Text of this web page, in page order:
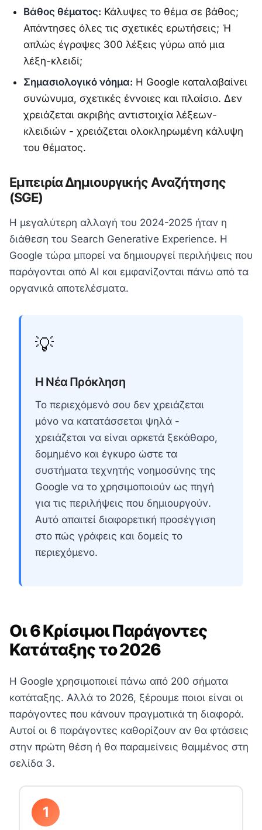
Βάθος θέματος: Κάλυψες το θέμα σε βάθος;
Απάντησες όλες τις σχετικές ερωτήσεις; Ή
απλώς έγραψες 300 λέξεις γύρω από μια
λέξη-κλειδί;
Σημασιολογικό νόημα: Η Google καταλαβαίνει
συνώνυμα, σχετικές έννοιες και πλαίσιο. Δεν
χρειάζεται ακριβής αντιστοιχία λέξεων-
κλειδιών - χρειάζεται ολοκληρωμένη κάλυψη
του θέματος.
Εμπειρία Δημιουργικής Αναζήτησης
(SGE)
Η μεγαλύτερη αλλαγή του 2024-2025 ήταν η
διάθεση του Search Generative Experience. Η
Google τώρα μπορεί να δημιουργεί περιλήψεις που
παράγονται από AI και εμφανίζονται πάνω από τα
οργανικά αποτελέσματα.
💡
Η Νέα Πρόκληση
Το περιεχόμενό σου δεν χρειάζεται
μόνο να κατατάσσεται ψηλά -
χρειάζεται να είναι αρκετά ξεκάθαρο,
δομημένο και έγκυρο ώστε τα
συστήματα τεχνητής νοημοσύνης της
Google να το χρησιμοποιούν ως πηγή
για τις περιλήψεις που δημιουργούν.
Αυτό απαιτεί διαφορετική προσέγγιση
στο πώς γράφεις και δομείς το
περιεχόμενο.
Οι 6 Κρίσιμοι Παράγοντες
Κατάταξης το 2026
Η Google χρησιμοποιεί πάνω από 200 σήματα
κατάταξης. Αλλά το 2026, ξέρουμε ποιοι είναι οι
παράγοντες που κάνουν πραγματικά τη διαφορά.
Αυτοί οι 6 παράγοντες καθορίζουν αν θα φτάσεις
στην πρώτη θέση ή θα παραμείνεις θαμμένος στη
σελίδα 3.
1